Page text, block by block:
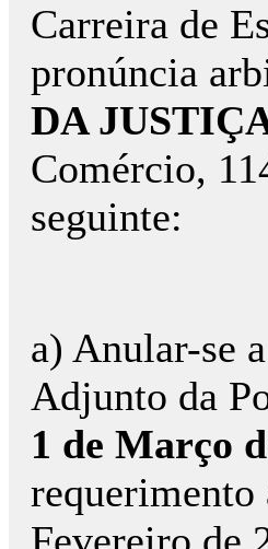
Carreira de
pronúncia
DA
Comércio,
seguinte:
a) Anular-se
Adjunto da
1 de Março
requerimento